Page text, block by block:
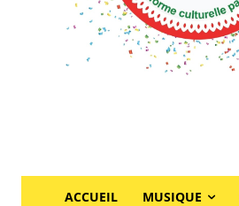
ACCUEIL MUSIQUE